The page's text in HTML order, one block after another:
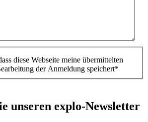
diese Webseite meine übermittelten
der Anmeldung speichert*
unseren explo-Newsletter